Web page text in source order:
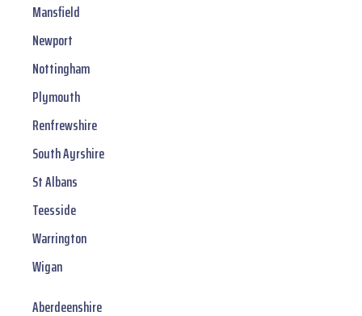
Mansfield
Newport
Nottingham
Plymouth
Renfrewshire
South Ayrshire
St Albans
Teesside
Warrington
Wigan
Aberdeenshire